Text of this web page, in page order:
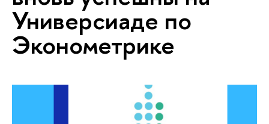
Универсиаде по
Эконометрике